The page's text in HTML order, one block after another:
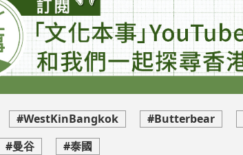
#WestKinBangkok #Butterbear
#曼谷 #泰國